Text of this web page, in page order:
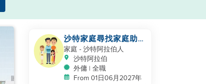
沙特家庭尋找家庭助
理，保姆
家庭 - 沙特阿拉伯人
沙特阿拉伯
外傭 | 全職
From 01日06月2027年